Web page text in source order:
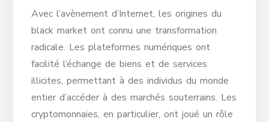
Avec l’avènement d’Internet, les origines du
black market ont connu une transformation
radicale. Les plateformes numériques ont
facilité l’échange de biens et de services
illicites, permettant à des individus du monde
entier d’accéder à des marchés souterrains. Les
cryptomonnaies, en particulier, ont joué un rôle